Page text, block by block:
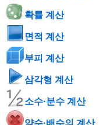
확률 계산
면적 계산
부피 계산
삼각형 계산
소수·분수 계산
약수·배수의 계산